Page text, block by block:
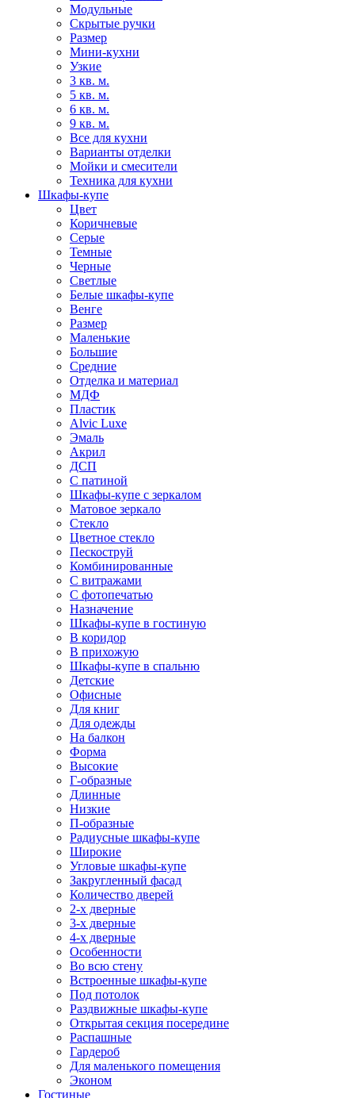
Модульные
Скрытые ручки
Размер
Мини-кухни
Узкие
3 кв. м.
5 кв. м.
6 кв. м.
9 кв. м.
Все для кухни
Варианты отделки
Мойки и смесители
Техника для кухни
Шкафы-купе
Цвет
Коричневые
Серые
Темные
Черные
Светлые
Белые шкафы-купе
Венге
Размер
Маленькие
Большие
Средние
Отделка и материал
МДФ
Пластик
Alvic Luxe
Эмаль
Акрил
ДСП
С патиной
Шкафы-купе с зеркалом
Матовое зеркало
Стекло
Цветное стекло
Пескоструй
Комбинированные
С витражами
С фотопечатью
Назначение
Шкафы-купе в гостиную
В коридор
В прихожую
Шкафы-купе в спальню
Детские
Офисные
Для книг
Для одежды
На балкон
Форма
Высокие
Г-образные
Длинные
Низкие
П-образные
Радиусные шкафы-купе
Широкие
Угловые шкафы-купе
Закругленный фасад
Количество дверей
2-х дверные
3-х дверные
4-х дверные
Особенности
Во всю стену
Встроенные шкафы-купе
Под потолок
Раздвижные шкафы-купе
Открытая секция посередине
Распашные
Гардероб
Для маленького помещения
Эконом
Гостиные